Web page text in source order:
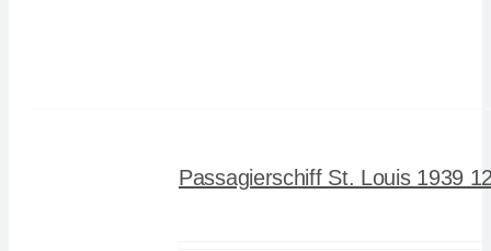
Passagierschiff St. Louis 1939